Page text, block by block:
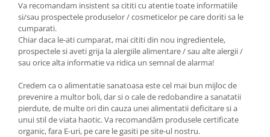
Va recomandam insistent sa cititi cu atentie toate informatiile
si/sau prospectele produselor / cosmeticelor pe care doriti sa le
cumparati.
Chiar daca le-ati cumparat, mai cititi din nou ingredientele,
prospectele si aveti grija la alergiile alimentare / sau alte alergii /
sau orice alta informatie va ridica un semnal de alarma!
Credem ca o alimentatie sanatoasa este cel mai bun mijloc de
prevenire a multor boli, dar si o cale de redobandire a sanatatii
pierdute, de multe ori din cauza unei alimentatii deficitare si a
unui stil de viata haotic. Va recomandăm produsele certificate
organic, fara E-uri, pe care le gasiti pe site-ul nostru.